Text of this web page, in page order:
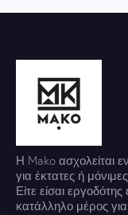
Η Mako ασχολείται
για έκτατες ή
Είτε είσαι
κατάλληλο μέρος